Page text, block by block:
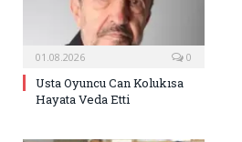
01.08.2026 0
Usta Oyuncu Can Kolukısa
Hayata Veda Etti